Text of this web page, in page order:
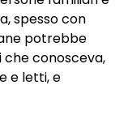
spesso con
potrebbe
conosceva,
e letti, e